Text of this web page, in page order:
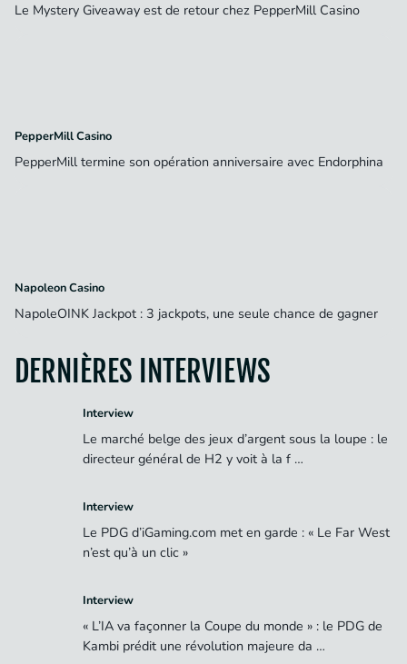
Le Mystery Giveaway est de retour chez PepperMill Casino
PepperMill Casino
PepperMill termine son opération anniversaire avec Endorphina
Napoleon Casino
NapoleOINK Jackpot : 3 jackpots, une seule chance de gagner
DERNIÈRES INTERVIEWS
Interview
Le marché belge des jeux d’argent sous la loupe : le
directeur général de H2 y voit à la f …
Interview
Le PDG d’iGaming.com met en garde : « Le Far West
n’est qu’à un clic »
Interview
« L’IA va façonner la Coupe du monde » : le PDG de
Kambi prédit une révolution majeure da …